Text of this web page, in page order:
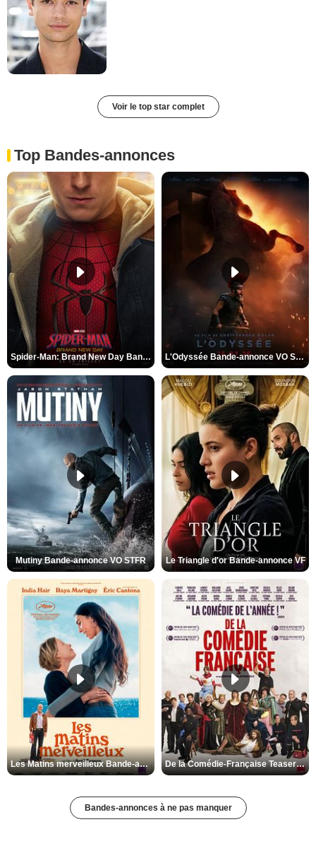
Voir le top star complet
Top Bandes-annonces
Spider-Man: Brand New Day Bande-annonce VO STFR L'Odyssée Bande-annonce VO STFR
Mutiny Bande-annonce VO STFR Le Triangle d'or Bande-annonce VF
Les Matins merveilleux Bande-annonce VF De la Comédie-Française Teaser VF
Bandes-annonces à ne pas manquer